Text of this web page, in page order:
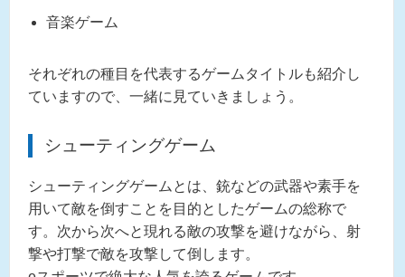
音楽ゲーム
それぞれの種目を代表するゲームタイトルも紹介し
ていますので、一緒に見ていきましょう。
シューティングゲーム
シューティングゲームとは、銃などの武器や素手を
用いて敵を倒すことを目的としたゲームの総称で
す。次から次へと現れる敵の攻撃を避けながら、射
撃や打撃で敵を攻撃して倒します。